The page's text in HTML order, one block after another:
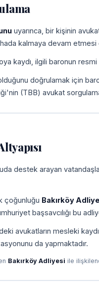
uyarınca, bir kişinin
kalmaya devam
kaydı, ilgili baronun
olduğunu doğrulamak için
(TBB) avukat
destek arayan
çoğunluğu Bakırköy
başsavcılığı bu
avukatların mesleki
da yapmaktadır.
Bakırköy Adliyesi ile